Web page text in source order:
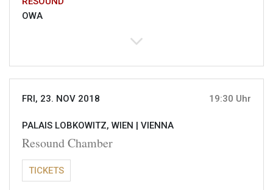
OWA
FRI, 23. NOV 2018 19:30 Uhr
PALAIS LOBKOWITZ, WIEN | VIENNA
Resound Chamber
TICKETS